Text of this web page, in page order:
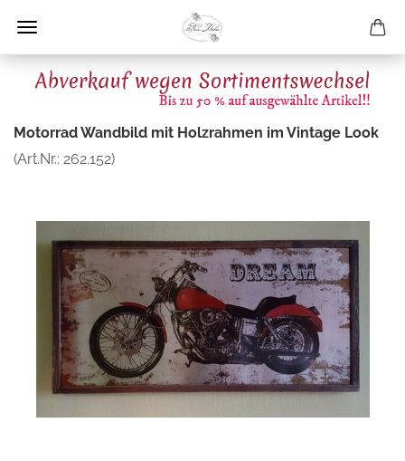
Motorrad Wandbild mit Holzrahmen im Vintage Look
(Art.Nr.: 262.152)